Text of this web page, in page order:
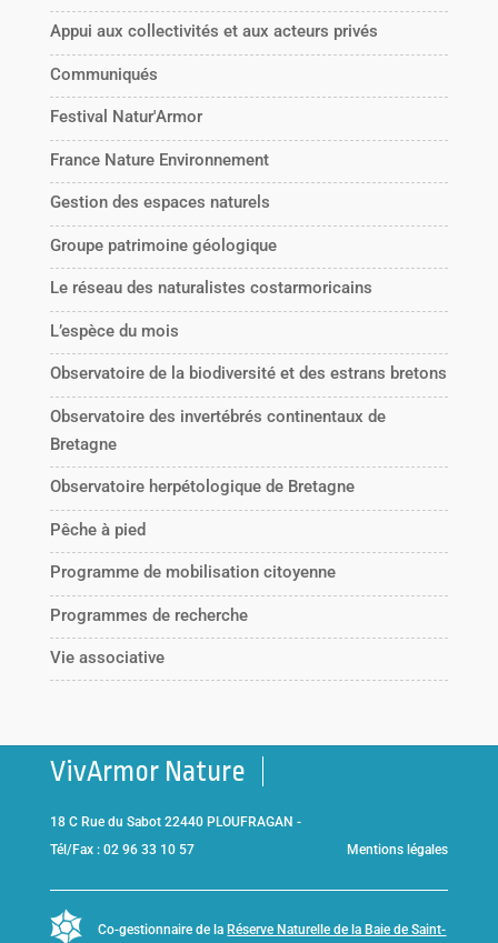
Appui aux collectivités et aux acteurs privés
Communiqués
Festival Natur'Armor
France Nature Environnement
Gestion des espaces naturels
Groupe patrimoine géologique
Le réseau des naturalistes costarmoricains
L’espèce du mois
Observatoire de la biodiversité et des estrans bretons
Observatoire des invertébrés continentaux de
Bretagne
Observatoire herpétologique de Bretagne
Pêche à pied
Programme de mobilisation citoyenne
Programmes de recherche
Vie associative
VivArmor Nature
18 C Rue du Sabot 22440 PLOUFRAGAN -
Tél/Fax : 02 96 33 10 57
Mentions légales
Co-gestionnaire de la Réserve Naturelle de la Baie de Saint-